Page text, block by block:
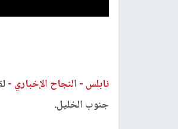
نابلس - النجاح الإخباري -
جنوب الخليل.